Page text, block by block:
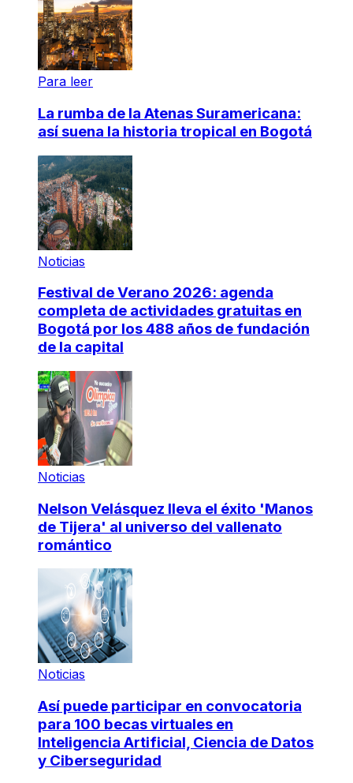
Para leer
La rumba de la Atenas Suramericana:
así suena la historia tropical en Bogotá
Noticias
Festival de Verano 2026: agenda
completa de actividades gratuitas en
Bogotá por los 488 años de fundación
de la capital
Noticias
Nelson Velásquez lleva el éxito 'Manos
de Tijera' al universo del vallenato
romántico
Noticias
Así puede participar en convocatoria
para 100 becas virtuales en
Inteligencia Artificial, Ciencia de Datos
y Ciberseguridad